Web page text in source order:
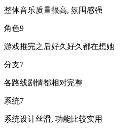
整体音乐质量很高, 氛围感强
角色9
游戏推完之后好久好久都在想她
分支7
各路线剧情都相对完整
系统7
系统设计丝滑, 功能比较实用